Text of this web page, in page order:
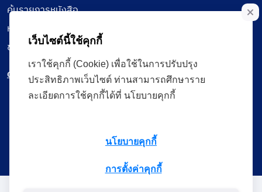
ค้นรายการหนังสือ
หนังสืออิเล็กทรอนิกส์
ข้อมูลผู้ใช้งาน
ดาวน์โหลดใช้งานบนแอปพลิเคชัน
แบบสอบถามความพึงพอใจ
เว็บไซต์นี้ใช้คุกกี้
เราใช้คุกกี้ (Cookie) เพื่อใช้ในการปรับปรุง
ประสิทธิภาพเว็บไซต์ ท่านสามารถศึกษาราย
ละเอียดการใช้คุกกี้ได้ที่ นโยบายคุกกี้
นโยบายคุกกี้
การตั้งค่าคุกกี้